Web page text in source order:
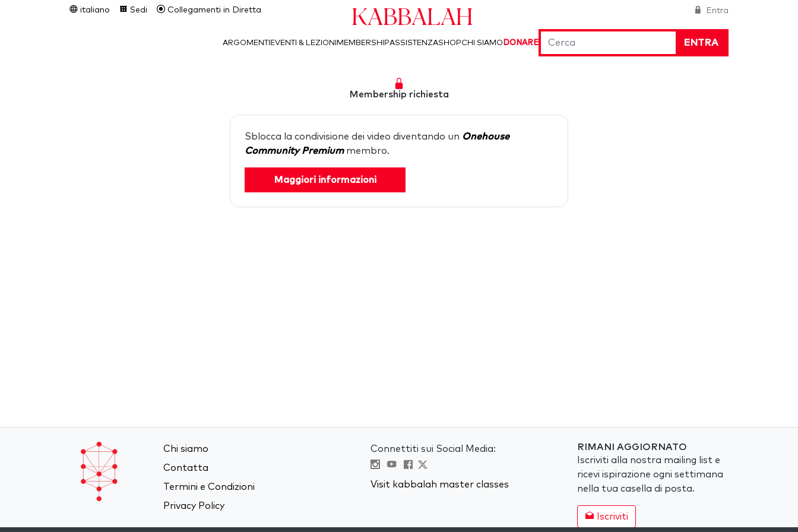
Entra
italiano Sedi Collegamenti in Diretta Kabbalah
ENTRA
ARGOMENTI EVENTI & LEZIONI MEMBERSHIPASSISTENZASHOPCHI SIAMO DONARE
Membership richiesta
Sblocca la condivisione dei video diventando un Onehouse
Community Premium membro.
Maggiori informazioni
Chi siamo
Contatta
Termini e Condizioni
Privacy Policy
Connettiti sui Social Media:
Visit kabbalah master classes
RIMANI AGGIORNATO
Iscriviti alla nostra mailing list e
ricevi ispirazione ogni settimana
nella tua casella di posta.
Iscriviti